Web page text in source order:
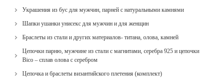
Украшения из бус для мужчин, парней с натуральными камнями
Шапки ушанки унисекс для мужчин и для женщин
Браслеты из стали и других материалов- титана, олова, камней
Цепочки парню, мужчине из стали с магнитами, серебра 925 и цепочки
Bico – сплав олова с серебром
Цепочка и браслеты византийского плетения (комплект)